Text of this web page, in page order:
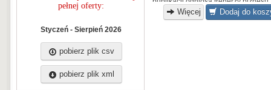
pełnej oferty:
Styczeń - Sierpień 2026
pobierz plik csv
pobierz plik xml
kadra kierownicza różnych szczebli
(książka opisuje m.in. techniki
Więcej Dodaj do